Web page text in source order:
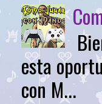
esta
con M...